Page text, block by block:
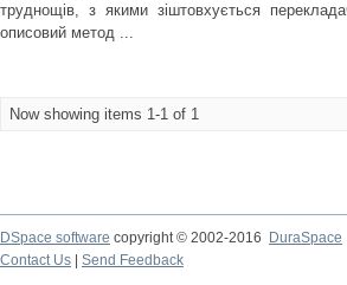
труднощів, з якими зіштовхується
описовий метод ...
Now showing items 1-1 of 1
DSpace software copyright © 2002-2016
DuraSpace
Contact Us
Send Feedback